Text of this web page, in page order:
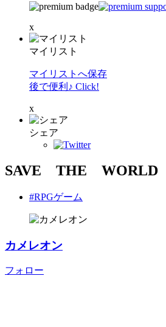
x
マイリスト
マイリストへ保存
後で便利♪ Click!
x
シェア
SAVE THE WORLD
#RPGゲーム
カメレオン
フォロー